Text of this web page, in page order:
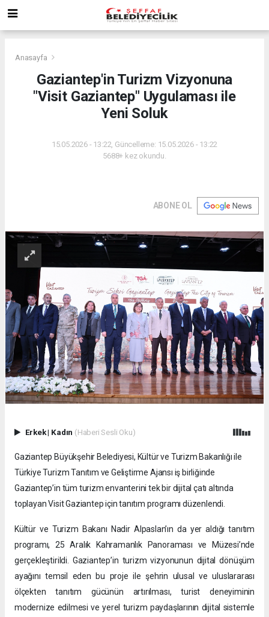
Anasayfa
Gaziantep'in Turizm Vizyonuna
"Visit Gaziantep" Uygulaması ile
Yeni Soluk
15.05.2026 - 13:22, Güncelleme: 15.05.2026 - 13:22
5688+ kez okundu.
ABONE OL
Erkek| Kadın (Haberi Sesli Oku)
Gaziantep Büyükşehir Belediyesi, Kültür ve Turizm Bakanlığı ile
Türkiye Turizm Tanıtım ve Geliştirme Ajansı iş birliğinde
Gaziantep’in tüm turizm envanterini tek bir dijital çatı altında
toplayan Visit Gaziantep için tanıtım programı düzenlendi.
Kültür ve Turizm Bakanı Nadir Alpaslan’ın da yer aldığı tanıtım
programı, 25 Aralık Kahramanlık Panoraması ve Müzesi’nde
gerçekleştirildi. Gaziantep’in turizm vizyonunun dijital dönüşüm
ayağını temsil eden bu proje ile şehrin ulusal ve uluslararası
ölçekten tanıtım gücünün artırılması, turist deneyiminin
modernize edilmesi ve yerel turizm paydaşlarının dijital sistemle